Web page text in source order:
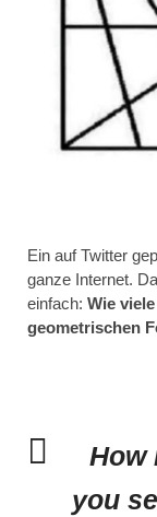
Ein auf Twitter
ganze Internet.
einfach: Wie
geometrischen
How
you